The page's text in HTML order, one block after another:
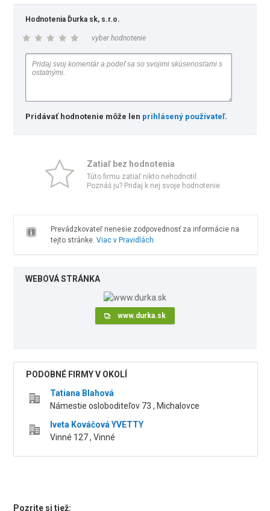
Hodnotenia Ďurka sk, s.r.o.
vyber hodnotenie
Pridávať hodnotenie môže len prihlásený používateľ.
Zatiaľ bez hodnotenia
Túto firmu zatiaľ nikto nehodnotil.
Poznáš ju? Pridaj k nej svoje hodnotenie.
Prevádzkovateľ nenesie zodpovednosť za informácie na
tejto stránke. Viac v Pravidlách
WEBOVÁ STRÁNKA
www.durka.sk
PODOBNÉ FIRMY V OKOLÍ
Tatiana Blahová
Námestie osloboditeľov 73 , Michalovce
Iveta Kováčová YVETTY
Vinné 127 , Vinné
Pozrite si tiež: